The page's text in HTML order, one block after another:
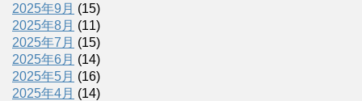
2025年9月 (15)
2025年8月 (11)
2025年7月 (15)
2025年6月 (14)
2025年5月 (16)
2025年4月 (14)